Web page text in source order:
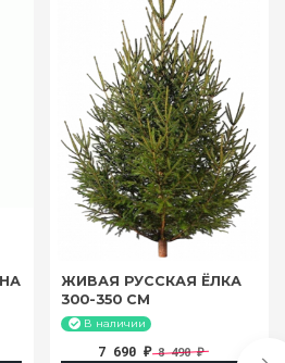
ЖИВАЯ РУССКАЯ ЁЛКА
300-350 СМ
В наличии
7 690₽ 8 490₽